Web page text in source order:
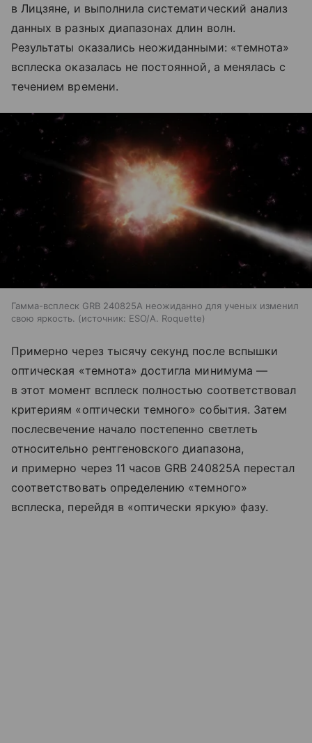
в Лицзяне, и выполнила систематический анализ
данных в разных диапазонах длин волн.
Результаты оказались неожиданными: «темнота»
всплеска оказалась не постоянной, а менялась с
течением времени.
Гамма-всплеск GRB 240825A неожиданно для ученых изменил
свою яркость.
источник: ESO/A. Roquette
Примерно через тысячу секунд после вспышки
оптическая «темнота» достигла минимума —
в этот момент всплеск полностью соответствовал
критериям «оптически темного» события. Затем
послесвечение начало постепенно светлеть
относительно рентгеновского диапазона,
и примерно через 11 часов GRB 240825A перестал
соответствовать определению «темного»
всплеска, перейдя в «оптически яркую» фазу.